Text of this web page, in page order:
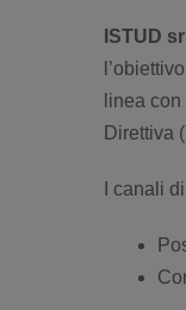
ISTUD srl
linea
Direttiva
I canali